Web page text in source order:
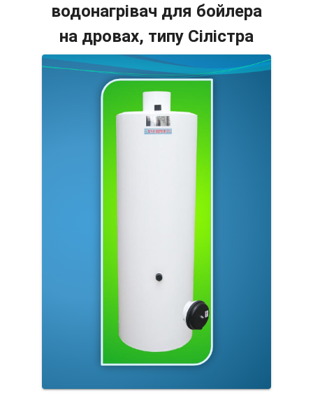
водонагрівач для бойлера
на дровах, типу Сілістра